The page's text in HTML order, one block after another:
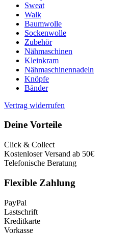
Sweat
Walk
Baumwolle
Sockenwolle
Zubehör
Nähmaschinen
Kleinkram
Nähmaschinennadeln
Knöpfe
Bänder
Vertrag widerrufen
Deine Vorteile
Click & Collect
Kostenloser Versand ab 50€
Telefonische Beratung
Flexible Zahlung
PayPal
Lastschrift
Kreditkarte
Vorkasse